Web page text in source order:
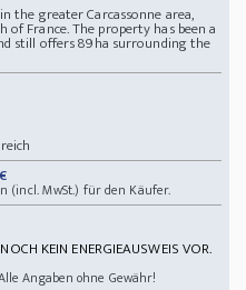
the greater Carcassonne area,
of France. The property has been a
still offers 89ha surrounding the
(incl. MwSt.) für den Käufer.
KEIN ENERGIEAUSWEIS VOR.
Angaben ohne Gewähr!